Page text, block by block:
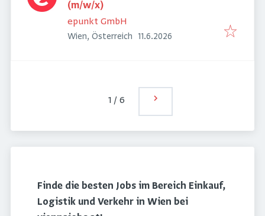
(m/w/x)
epunkt GmbH
Wien, Österreich Veröffentlicht
11.6.2026
1 /6
Finde die besten Jobs im Bereich Einkauf,
Logistik und Verkehr in Wien bei